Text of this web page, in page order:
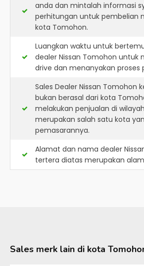
anda dan mintalah informasi
perhitungan untuk pembelian
kota Tomohon.
Luangkan waktu untuk
dealer Nissan Tomohon untuk
drive dan menanyakan proses
Sales Dealer Nissan Tomohon
bukan berasal dari kota
melakukan penjualan di
merupakan salah satu kota
pemasarannya.
Alamat dan nama dealer
tertera diatas merupakan
Sales merk lain di kota